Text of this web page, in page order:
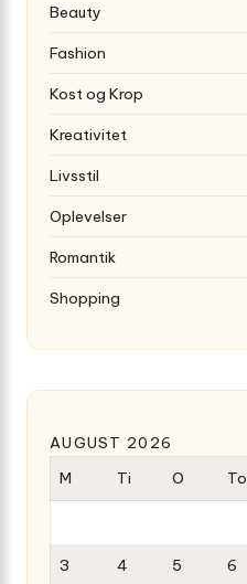
Beauty
Fashion
Kost og Krop
Kreativitet
Livsstil
Oplevelser
Romantik
Shopping
AUGUST 2026
M
Ti O To
3 4 5 6